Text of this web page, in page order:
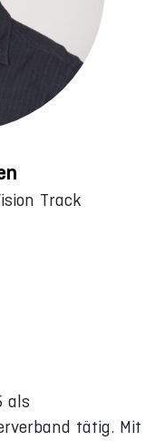
Track
als
tätig. Mit